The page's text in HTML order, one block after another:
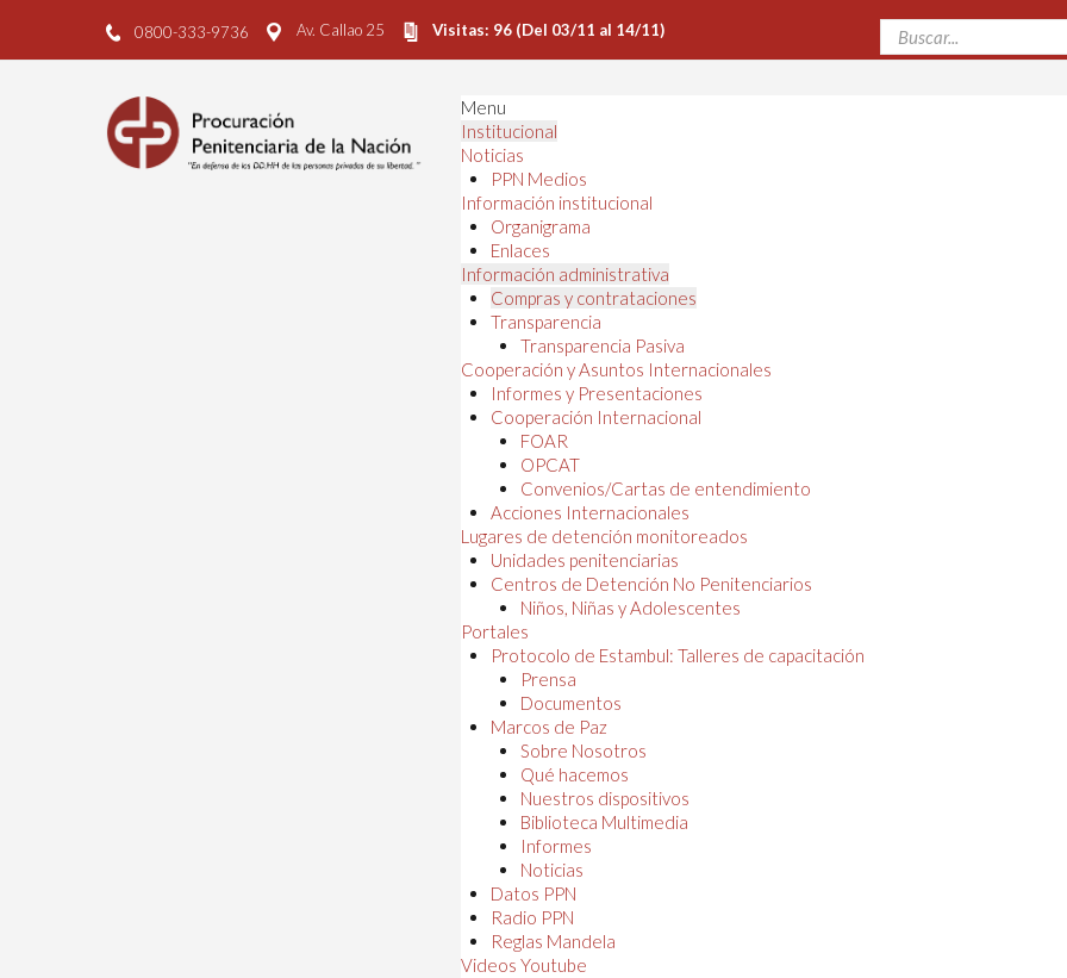
0800-333-9736 Av. Callao 25 Visitas: 96 (Del 03/11 al 14/11)
Menu
Institucional
Noticias
PPN Medios
Información institucional
Organigrama
Enlaces
Información administrativa
Compras y contrataciones
Transparencia
Transparencia Pasiva
Cooperación y Asuntos Internacionales
Informes y Presentaciones
Cooperación Internacional
FOAR
OPCAT
Convenios/Cartas de entendimiento
Acciones Internacionales
Lugares de detención monitoreados
Unidades penitenciarias
Centros de Detención No Penitenciarios
Niños, Niñas y Adolescentes
Portales
Protocolo de Estambul: Talleres de capacitación
Prensa
Documentos
Marcos de Paz
Sobre Nosotros
Qué hacemos
Nuestros dispositivos
Biblioteca Multimedia
Informes
Noticias
Datos PPN
Radio PPN
Reglas Mandela
Videos Youtube